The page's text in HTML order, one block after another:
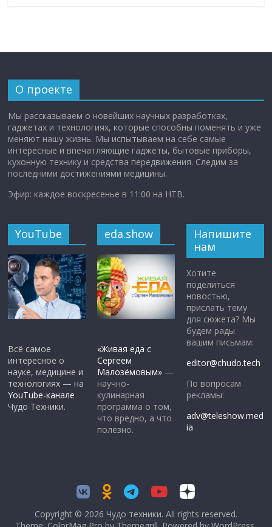
О проекте
Мы рассказываем о новейших научных разработках,
гаджетах и технологиях, которые способны поменять и уже
меняют нашу жизнь. Мы испытываем на себе самые
интересные и впечатляющие гаджеты, бытовые приборы,
кухонную технику и средства передвижения. Следим за
последними достижениями медицины.
Эфир: каждое воскресенье в 11:00 на НТВ.
YouTube
Всё самое
интересное о
науке, медицине и
технологиях — на
YouTube-канале
Чудо Техники.
eda.show
«Живая еда с
Сергеем
Малозёмовым» —
научно-
кулинарная
программа о том,
что вредно, а что
полезно.
Напишите
нам
Хотите
поделиться
новостью,
прислать тему
для сюжета? Мы
будем рады
вашим письмам:
editor@chudo.tech
По вопросам
рекламы:
adv@teleshow.med
ia
Copyright © 2026 Чудо техники. All rights reserved.